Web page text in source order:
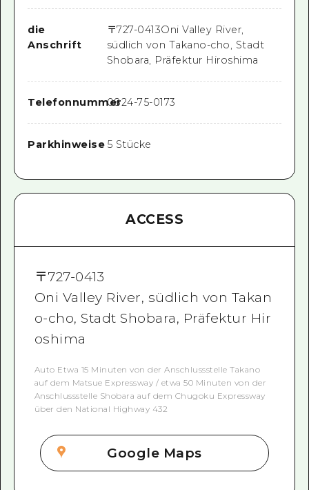
die
Anschrift
〒727-0413Oni Valley River,
südlich von Takano-cho, Stadt
Shobara, Präfektur Hiroshima
Telefonnummer0824-75-0173
Parkhinweise 5 Stücke
ACCESS
〒727-0413
Oni Valley River, südlich von Takan
o-cho, Stadt Shobara, Präfektur Hir
oshima
Auto Etwa 15 Minuten von der Anschlussstelle Takano
auf dem Matsue Expressway / etwa 50 Minuten von der
Anschlussstelle Shobara auf dem Chugoku Expressway
über den National Highway 432
Google Maps